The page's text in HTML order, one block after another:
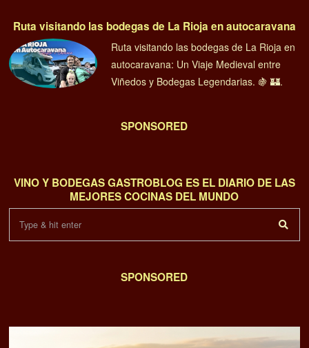
Ruta visitando las bodegas de La Rioja en autocaravana
Ruta visitando las bodegas de La Rioja en
autocaravana: Un Viaje Medieval entre
Viñedos y Bodegas Legendarias. 🍇 🏰.
SPONSORED
VINO Y BODEGAS GASTROBLOG ES EL DIARIO DE LAS
MEJORES COCINAS DEL MUNDO
SPONSORED